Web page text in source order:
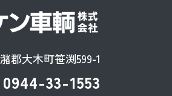
郡大木町笹渕599-1
0944-33-1553